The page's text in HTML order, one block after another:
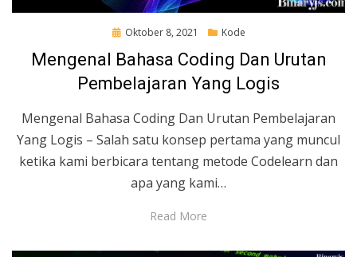
Posted
Oktober 8, 2021 Kode
Mengenal Bahasa Coding Dan Urutan
Pembelajaran Yang Logis
Mengenal Bahasa Coding Dan Urutan Pembelajaran
Yang Logis – Salah satu konsep pertama yang muncul
ketika kami berbicara tentang metode Codelearn dan
apa yang kami…
Read More